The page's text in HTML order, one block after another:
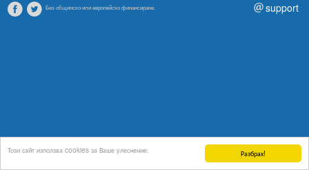
Разбрах!
Този сайт използва cookies за Ваше улеснение.
Без общинско или европейско финансиране. support